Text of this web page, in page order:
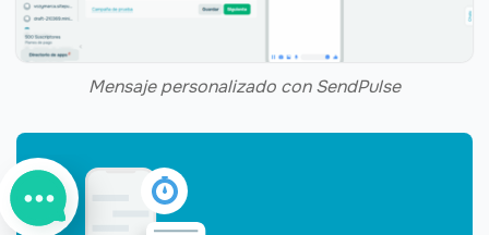
Mensaje personalizado con SendPulse